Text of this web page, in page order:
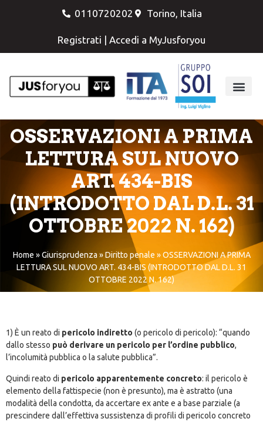
0110720202 Torino, Italia
Registrati | Accedi a MyJusforyou
OSSERVAZIONI A PRIMA
LETTURA SUL NUOVO
ART. 434-BIS
(INTRODOTTO DAL D.L. 31
OTTOBRE 2022 N. 162)
Home »Giurisprudenza »Diritto penale »OSSERVAZIONI A PRIMA
LETTURA SUL NUOVO ART. 434-BIS (INTRODOTTO DAL D.L. 31
OTTOBRE 2022 N. 162)
1) È un reato di pericolo indiretto (o pericolo di pericolo): “quando
dallo stesso può derivare un pericolo per l’ordine pubblico,
l’incolumità pubblica o la salute pubblica”.
Quindi reato di pericolo apparentemente concreto: il pericolo è
elemento della fattispecie (non è presunto), ma è astratto (una
modalità della condotta, da accertare ex ante e a base parziale (a
prescindere dall’effettiva sussistenza di profili di pericolo concreto